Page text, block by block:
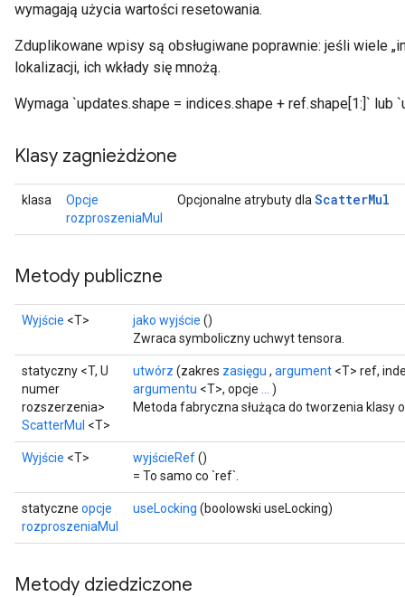
wymagają użycia wartości resetowania.
Zduplikowane wpisy są obsługiwane poprawnie: jeśli wiele
lokalizacji, ich wkłady się mnożą.
Wymaga `updates.shape = indices.shape + ref.shape[1:]` lub
Klasy zagnieżdżone
klasa
Opcje
rozproszeniaMul
Opcjonalne atrybuty dla ScatterMul
Metody publiczne
Wyjście <T> jako wyjście ()
Zwraca symboliczny uchwyt tensora.
statyczny <T, U
numer
rozszerzenia>
ScatterMul <T>
utwórz (zakres zasięgu , argument <T> ref,
argumentu <T>, opcje
)
Metoda fabryczna służąca do tworzenia klasy
Wyjście <T> wyjścieRef()
= To samo co `ref`.
statyczne opcje
rozproszeniaMul
useLocking (boolowski useLocking)
Metody dziedziczone